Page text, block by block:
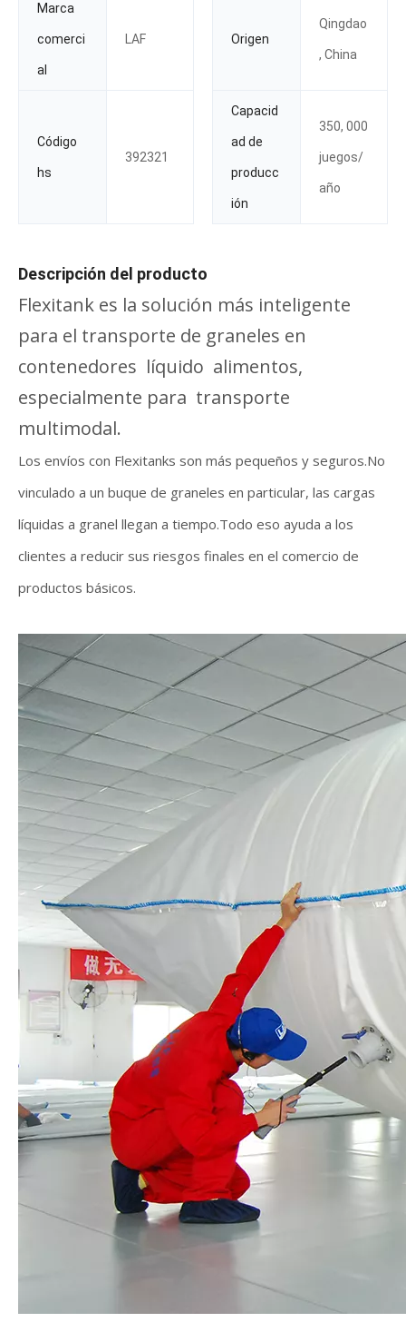
Marca
comerci
al
LAF Origen
Qingdao
, China
Código
hs
392321
Capacid
ad de
producc
ión
350, 000
juegos/
año
Descripción del producto
Flexitank es la solución más inteligente
para el transporte de graneles en
contenedores líquido alimentos,
especialmente para transporte
multimodal.
Los envíos con Flexitanks son más pequeños y seguros.No
vinculado a un buque de graneles en particular, las cargas
líquidas a granel llegan a tiempo.Todo eso ayuda a los
clientes a reducir sus riesgos finales en el comercio de
productos básicos.